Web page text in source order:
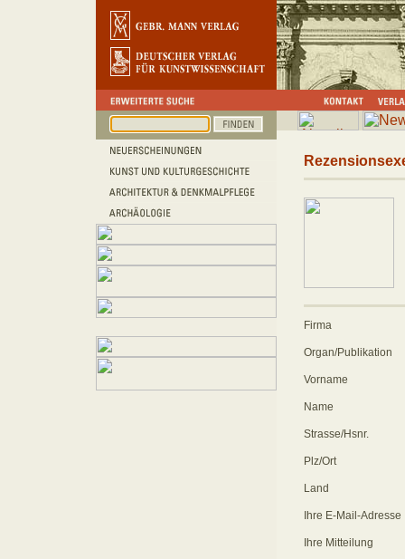
Firma
Organ/Publikation
Vorname
Name
Strasse/Hsnr.
Plz/Ort
Land
Ihre E-Mail-Adresse
Ihre Mitteilung